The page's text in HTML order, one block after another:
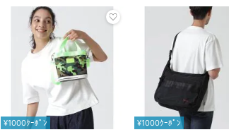
¥1000ｸｰﾎﾟﾝ ¥1000ｸｰﾎﾟﾝ